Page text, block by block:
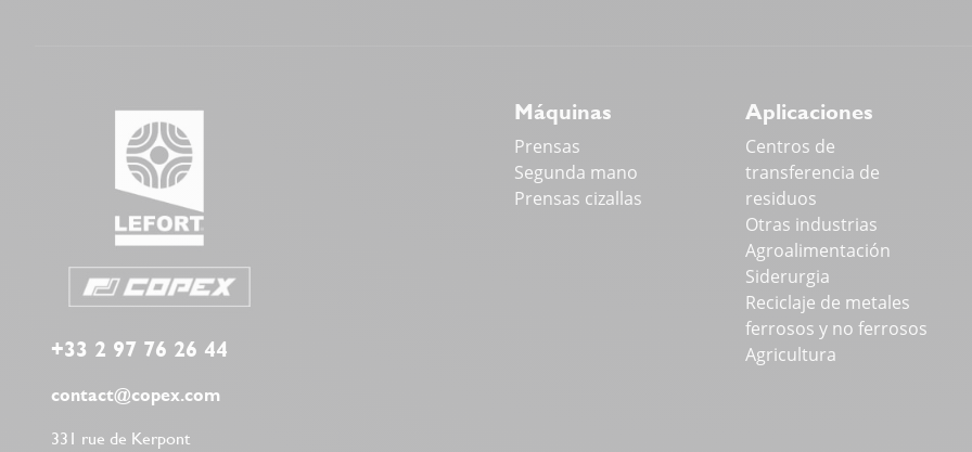
+33 2 97 76 26 44
contact@copex.com
331 rue de Kerpont
Máquinas
Prensas
Segunda mano
Prensas cizallas
Aplicaciones
Centros de
transferencia de
residuos
Otras industrias
Agroalimentación
Siderurgia
Reciclaje de metales
ferrosos y no ferrosos
Agricultura